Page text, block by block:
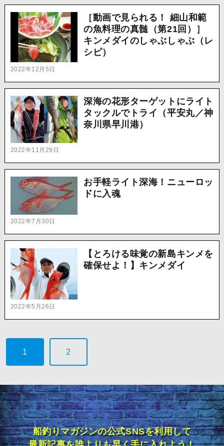
2022年12月5日
［動画で見られる！ 細山和範
の魚料理の真髄（第21回）］
キンメダイのしゃぶしゃぶ（レ
シピ）
2022年11月29日
深海の花形ターゲットにライト
タックルでトライ（平安丸／神
奈川県早川港）
2022年7月30日
お手軽ライト深海！ニューロッ
ドに入魂
2022年5月26日
【とろける味覚の新島キンメを
確保せよ！】キンメダイ
1 2
船釣りマガジンの公式SNSを利用して